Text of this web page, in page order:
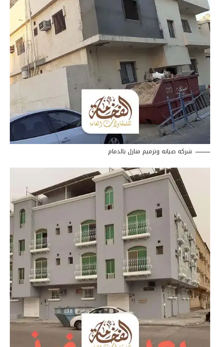
شركه صيانه وترميم منازل بالدمام